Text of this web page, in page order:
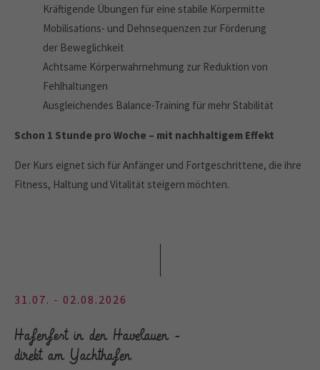
Kräftigende Übungen für eine stabile Körpermitte
Mobilisations- und Dehnsequenzen zur Förderung
der Beweglichkeit
Achtsame Körperwahrnehmung zur Reduktion von
Fehlhaltungen
Ausgleichendes Balance-Training für mehr Stabilität
Schon 1 Stunde pro Woche – mit nachhaltigem Effekt
Der Kurs eignet sich für Anfänger und Fortgeschrittene, die ihre
Fitness, Haltung und Vitalität steigern möchten.
31.07. - 02.08.2026
Hafenfest in den Havelauen -
direkt am Yachthafen